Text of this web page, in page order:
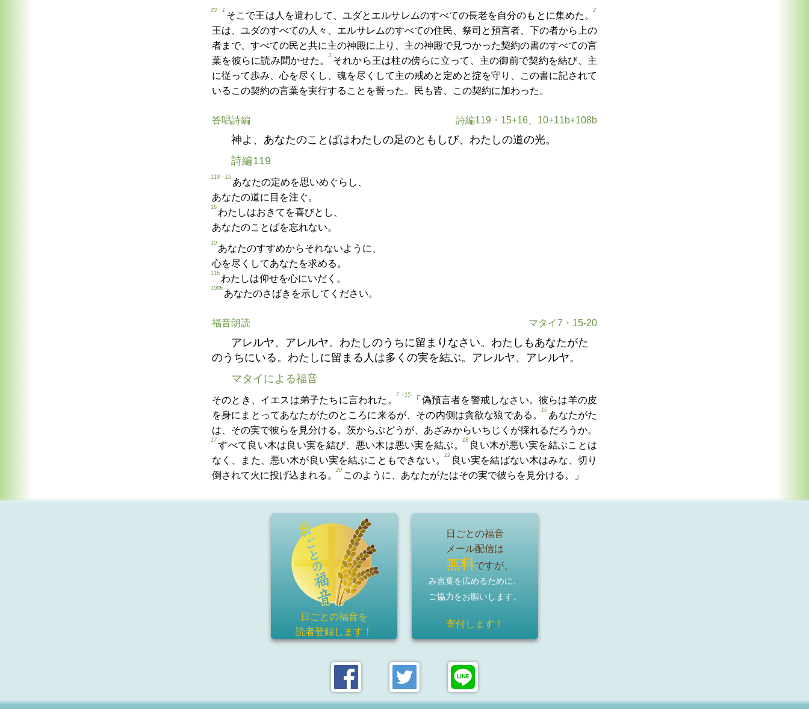
23・1
そこで王は人を遣わして、ユダとエルサレムのすべての長老を自分のもとに集めた。
2
王は、ユダのすべての人々、エルサレムのすべての住民、祭司と預言者、下の者から上の
者まで、すべての民と共に主の神殿に上り、主の神殿で見つかった契約の書のすべての言
葉を彼らに読み聞かせた。
3
それから王は柱の傍らに立って、主の御前で契約を結び、主
に従って歩み、心を尽くし、魂を尽くして主の戒めと定めと掟を守り、この書に記されて
いるこの契約の言葉を実行することを誓った。民も皆、この契約に加わった。
答唱詩編 詩編119・15+16、10+11b+108b
神よ、あなたのことばはわたしの足のともしび、わたしの道の光。
詩編119
119・15
あなたの定めを思いめぐらし、
あなたの道に目を注ぐ。
16
わたしはおきてを喜びとし、
あなたのことばを忘れない。
10
あなたのすすめからそれないように、
心を尽くしてあなたを求める。
11b
わたしは仰せを心にいだく。
108b
あなたのさばきを示してください。
福音朗読 マタイ7・15-20
アレルヤ、アレルヤ。わたしのうちに留まりなさい。わたしもあなたがた
のうちにいる。わたしに留まる人は多くの実を結ぶ。アレルヤ、アレルヤ。
マタイによる福音
そのとき、イエスは弟子たちに言われた。
7・15
「偽預言者を警戒しなさい。彼らは羊の皮
を身にまとってあなたがたのところに来るが、その内側は貪欲な狼である。
16
あなたがた
は、その実で彼らを見分ける。茨からぶどうが、あざみからいちじくが採れるだろうか。
17
すべて良い木は良い実を結び、悪い木は悪い実を結ぶ。
18
良い木が悪い実を結ぶことは
なく、また、悪い木が良い実を結ぶこともできない。
19
良い実を結ばない木はみな、切り
倒されて火に投げ込まれる。
20
このように、あなたがたはその実で彼らを見分ける。」
日ごとの福音を
読者登録します！
日ごとの福音
メール配信は
無料ですが、
み言葉を広めるために、
ご協力をお願いします。
寄付します！